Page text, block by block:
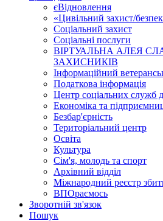
єВідновлення
«Цивільний захист/
Соціальний захист
Соціальні послуги
ВІРТУАЛЬНА АЛЕЯ
ЗАХИСНИКІВ
Інформаційний
Податкова інформація
Центр соціальних служб
Економіка та
Безбар'єрність
Територіальний центр
Освіта
Культура
Сім'я, молодь та спорт
Архівний відділ
Міжнародний реєстр
ВПОраємось
Зворотній зв'язок
Пошук